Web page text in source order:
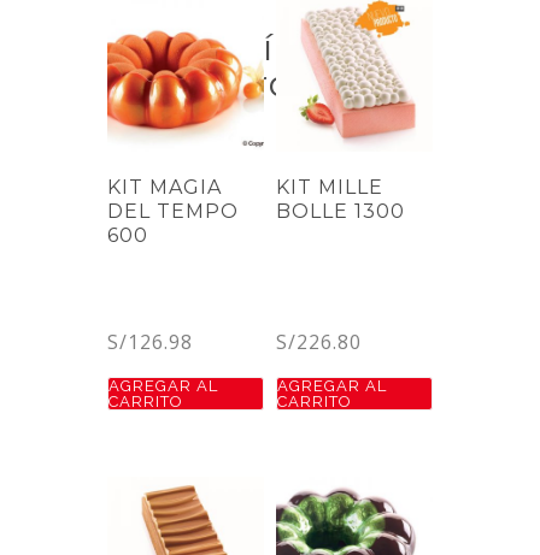
Pastelería de
Vanguardia
KIT MAGIA
DEL TEMPO
600
S/126.98
AGREGAR AL
CARRITO
KIT MILLE
BOLLE 1300
S/226.80
AGREGAR AL
CARRITO